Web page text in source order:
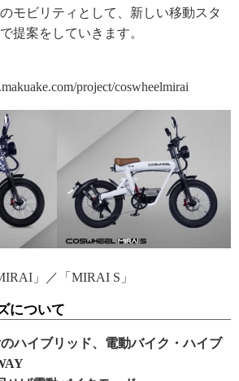
モビリティとして、新しい移動スタ
提案をしていきます。
project/coswheelmirai
」／「MIRAI S」
について
ハイブリッド、電動バイク・ハイブ